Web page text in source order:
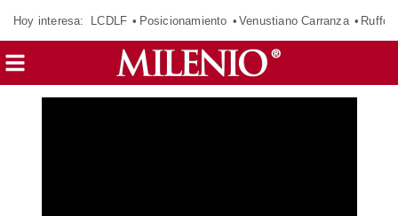
Hoy interesa: LCDLF Posicionamiento Venustiano Carranza Ruffo